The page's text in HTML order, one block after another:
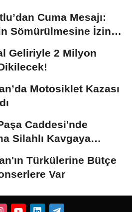
Cuma Mesajı:
Sömürülmesine İzin
Geliriyle 2 Milyon
Motosiklet Kazası
Caddesi'nde
Silahlı Kavgaya
Türkülerine Bütçe
Var